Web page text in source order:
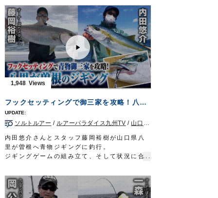
リール：中型ジギング用ベイトリール HG
メインライン：PE 1.5号／リーダー：8号
ジグ：撃投ジグ レベル 180g スローゼブラ
フック：ファイアツイン 120g(4/0)
OWNERMOVIE http://ownertv.jp/
オーナーばりwebsite
http://www.owner.co.jp
トに順応する釣りの自在性を伝えてくれるの
は千葉県市川市に暮らす白井亜実さん。大都
会の街作りを担う不動産業に携わりながら週
末は海や川に出て魚と戯れる。ライターとし
て、その魅力をＳＮＳやメディアで発信して
きた。色鮮やかなジグが冬の東京湾を華やか
に彩る。太刀魚、サワラに…シーバス。煌め
く旬の魚に心沸き立つ。
■タックル
ロッド：SLJ用ロッド 7ft3in
メインライン：PE 1号
リーダー：フロロ 5号
ジグ：撃投ジグエアロ 80gほか
フック：
太刀フック3本バーブレス
16号 ほか
放送日 2022年2月6日
OWNERMOVIE http://ownertv.jp/
オーナーばりwebsite
1,948
フックセッティングで御三家を攻略！八里が曽根のジギング
ソルトルアー / ルアーパラダイス九州TV / 山口県
内田悠介さんとスタッフ藤岡裕樹が山口県八
里が曽根へ青物ジギングに釣行。
ジギングゲームの組み立て、そして状況に合
ヒラマサをはじめ、カンパチやヒラマサを
次々と釣り上げます。
■使用アイテム